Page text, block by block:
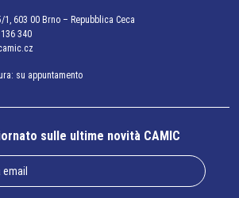
1, 603 00 Brno – Repubblica Ceca
340
su appuntamento
sulle ultime novità CAMIC